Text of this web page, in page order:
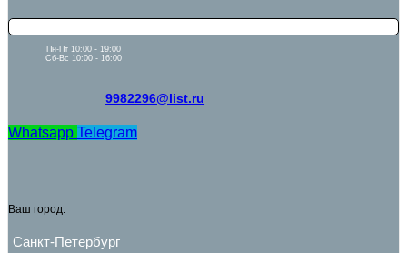
Пн-Пт 10:00 - 19:00
Сб-Вс 10:00 - 16:00
9982296@list.ru
Whatsapp Telegram
Ваш город:
Санкт-Петербург